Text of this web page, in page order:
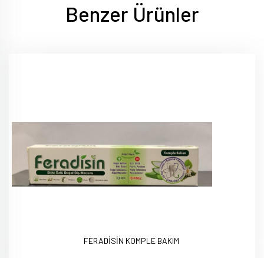
Benzer Ürünler
FERADİSİN KOMPLE BAKIM